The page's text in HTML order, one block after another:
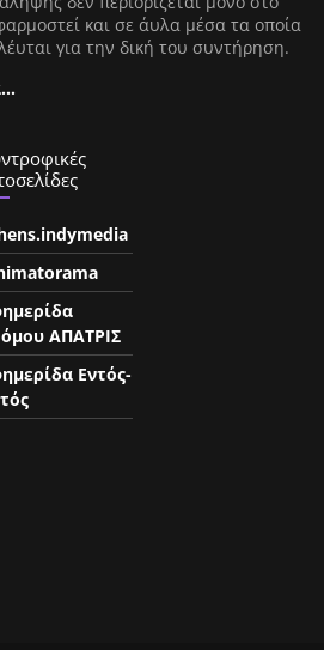
και σε άυλα μέσα τα οποία
για την δική του συντήρηση.
ΑΠΑΤΡΙΣ
Εντός-